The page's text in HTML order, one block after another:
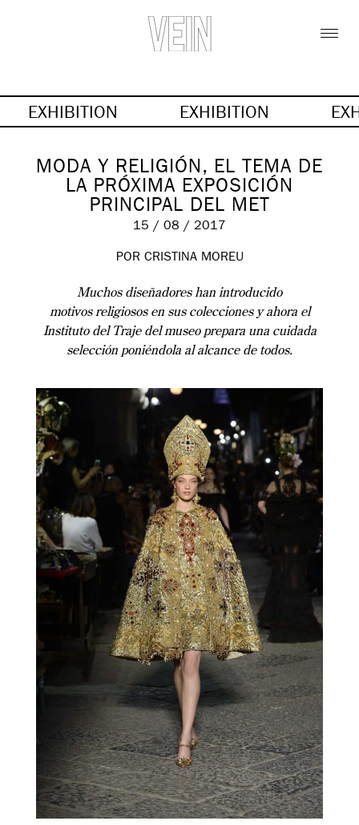
EXHIBITION EXHIBITION
MODA Y RELIGIÓN, EL TEMA DE
LA PRÓXIMA EXPOSICIÓN
PRINCIPAL DEL MET
15 / 08 / 2017
POR CRISTINA MOREU
Muchos diseñadores han introducido
motivosreligiosos en sus colecciones y ahora el
Instituto del Traje del museo prepara una cuidada
selección poniéndola al alcance de todos.